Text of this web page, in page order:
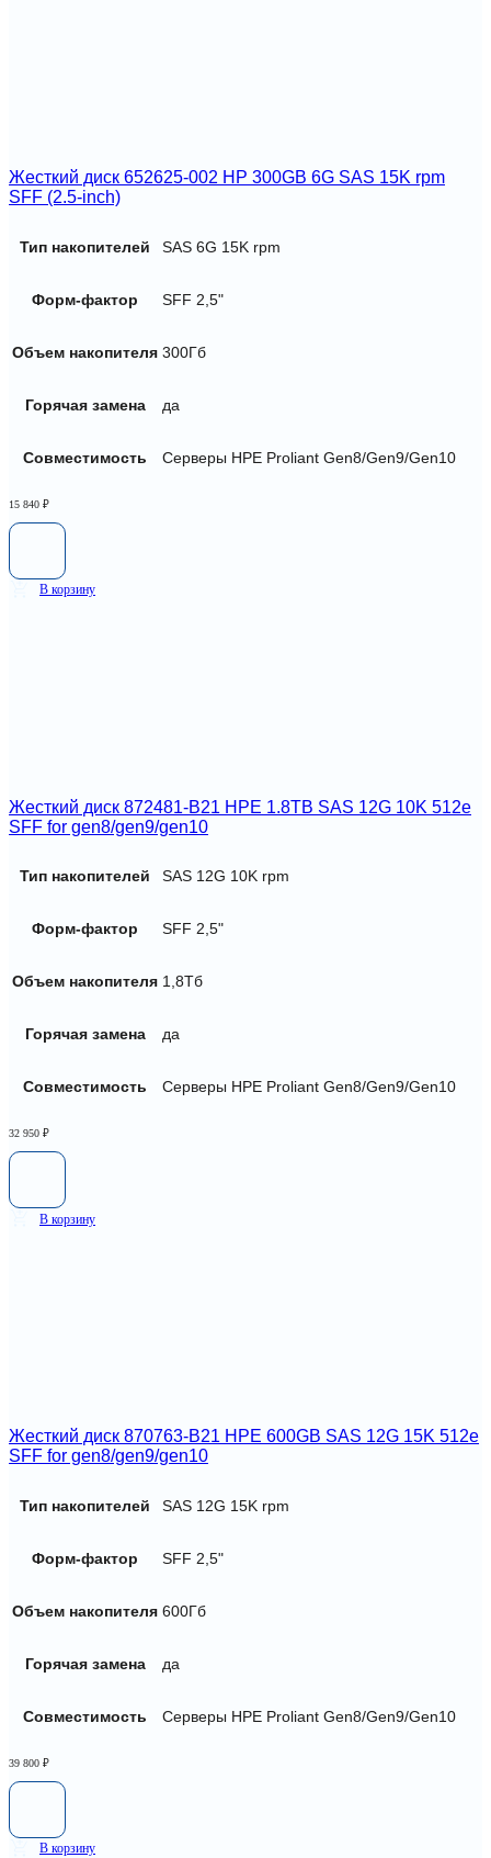
Жесткий диск 652625-002 HP 300GB 6G SAS 15K rpm
SFF (2.5-inch)
Тип накопителей SAS 6G 15K rpm
Форм-фактор SFF 2,5"
Объем накопителя 300Гб
Горячая замена да
Совместимость Серверы HPE Proliant Gen8/Gen9/Gen10
15 840 ₽
В корзину
Жесткий диск 872481-B21 HPE 1.8TB SAS 12G 10K 512e
SFF for gen8/gen9/gen10
Тип накопителей SAS 12G 10K rpm
Форм-фактор SFF 2,5"
Объем накопителя 1,8Тб
Горячая замена да
Совместимость Серверы HPE Proliant Gen8/Gen9/Gen10
32 950 ₽
В корзину
Жесткий диск 870763-B21 HPE 600GB SAS 12G 15K 512e
SFF for gen8/gen9/gen10
Тип накопителей SAS 12G 15K rpm
Форм-фактор SFF 2,5"
Объем накопителя 600Гб
Горячая замена да
Совместимость Серверы HPE Proliant Gen8/Gen9/Gen10
39 800 ₽
В корзину